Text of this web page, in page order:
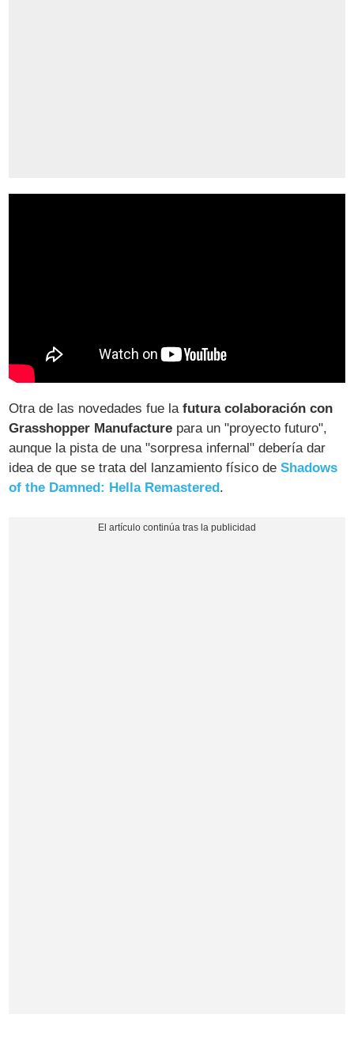
Otra de las novedades fue lafutura colaboración con
Grasshopper Manufacture para un "proyecto futuro",
aunque la pista de una "sorpresa infernal" debería dar
idea de que se trata del lanzamiento físico deShadows
of the Damned: Hella Remastered .